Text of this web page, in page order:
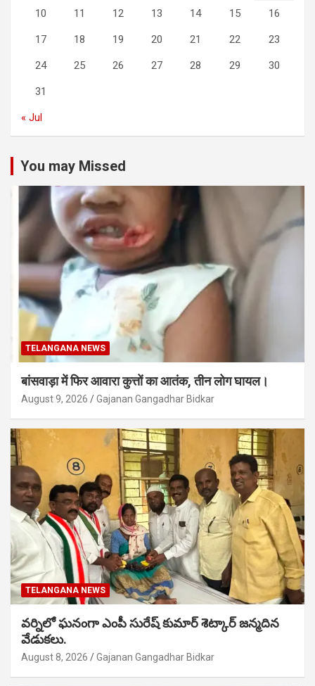
10 11 12 13 14 15 16
17 18 19 20 21 22 23
24 25 26 27 28 29 30
31
« Jul
You may Missed
TELANGANA NEWS
बांसवाड़ा में फिर आवारा कुत्तों का आतंक, तीन लोग घायल।
August 9, 2026 Gajanan Gangadhar Bidkar
TELANGANA NEWS
వర్నిలో ఘనంగా ఎంపీ సురేష్ కుమార్ శెట్కార్ జన్మదిన
వేడుకలు.
August 8, 2026 Gajanan Gangadhar Bidkar